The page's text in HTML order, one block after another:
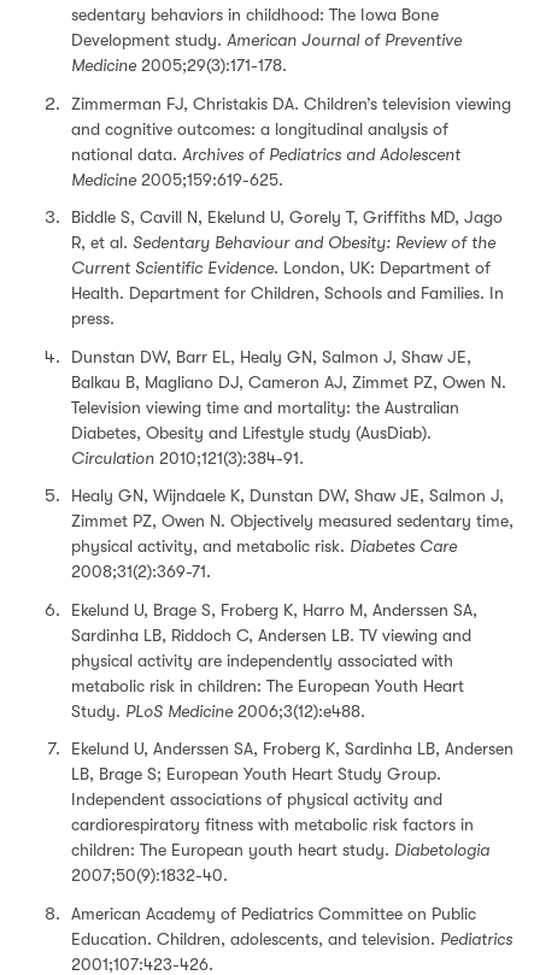
sedentary behaviors in childhood: The Iowa Bone
Development study. American Journal of Preventive
Medicine 2005;29(3):171-178.
Zimmerman FJ, Christakis DA. Children’s television viewing
and cognitive outcomes: a longitudinal analysis of
national data. Archives of Pediatrics and Adolescent
Medicine 2005;159:619-625.
Biddle S, Cavill N, Ekelund U, Gorely T, Griffiths MD, Jago
R, et al. Sedentary Behaviour and Obesity: Review of the
Current Scientific Evidence. London, UK: Department of
Health. Department for Children, Schools and Families. In
press.
Dunstan DW, Barr EL, Healy GN, Salmon J, Shaw JE,
Balkau B, Magliano DJ, Cameron AJ, Zimmet PZ, Owen N.
Television viewing time and mortality: the Australian
Diabetes, Obesity and Lifestyle study (AusDiab).
Circulation 2010;121(3):384-91.
Healy GN, Wijndaele K, Dunstan DW, Shaw JE, Salmon J,
Zimmet PZ, Owen N. Objectively measured sedentary time,
physical activity, and metabolic risk. Diabetes Care
2008;31(2):369-71.
Ekelund U, Brage S, Froberg K, Harro M, Anderssen SA,
Sardinha LB, Riddoch C, Andersen LB. TV viewing and
physical activity are independently associated with
metabolic risk in children: The European Youth Heart
Study. PLoS Medicine 2006;3(12):e488.
Ekelund U, Anderssen SA, Froberg K, Sardinha LB, Andersen
LB, Brage S; European Youth Heart Study Group.
Independent associations of physical activity and
cardiorespiratory fitness with metabolic risk factors in
children: The European youth heart study. Diabetologia
2007;50(9):1832-40.
American Academy of Pediatrics Committee on Public
Education. Children, adolescents, and television. Pediatrics
2001;107:423-426.